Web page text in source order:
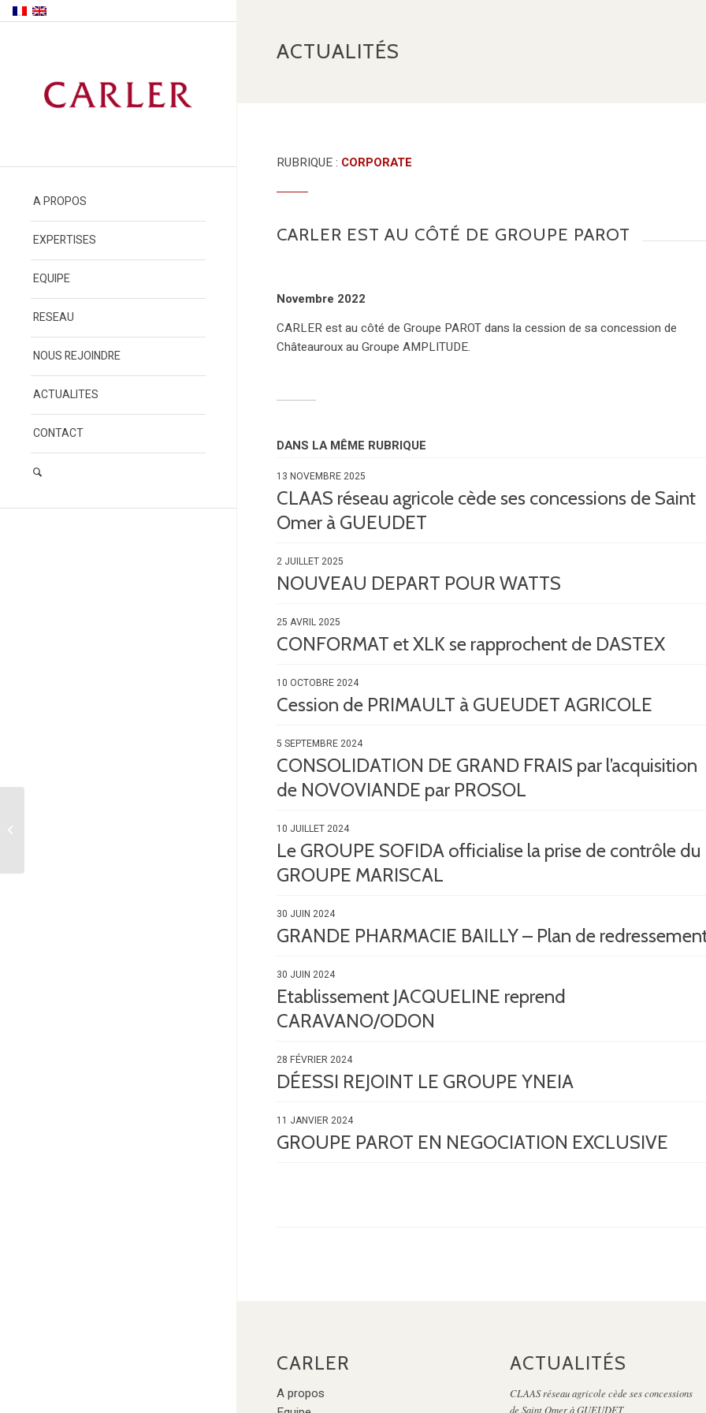
A PROPOS
EXPERTISES
EQUIPE
RESEAU
NOUS REJOINDRE
ACTUALITES
CONTACT
ACTUALITÉS
RUBRIQUE : CORPORATE
CARLER EST AU CÔTÉ DE GROUPE PAROT
Novembre 2022
CARLER est au côté de Groupe PAROT dans la cession de sa concession de
Châteauroux au Groupe AMPLITUDE.
DANS LA MÊME RUBRIQUE
13 NOVEMBRE 2025
CLAAS réseau agricole cède ses concessions de Saint
Omer à GUEUDET
2 JUILLET 2025
NOUVEAU DEPART POUR WATTS
25 AVRIL 2025
CONFORMAT et XLK se rapprochent de DASTEX
10 OCTOBRE 2024
Cession de PRIMAULT à GUEUDET AGRICOLE
5 SEPTEMBRE 2024
CONSOLIDATION DE GRAND FRAIS par l’acquisition
de NOVOVIANDE par PROSOL
10 JUILLET 2024
Le GROUPE SOFIDA officialise la prise de contrôle du
GROUPE MARISCAL
30 JUIN 2024
GRANDE PHARMACIE BAILLY – Plan de
30 JUIN 2024
Etablissement JACQUELINE reprend
CARAVANO/ODON
28 FÉVRIER 2024
DÉESSI REJOINT LE GROUPE YNEIA
11 JANVIER 2024
GROUPE PAROT EN NEGOCIATION EXCLUSIVE
CARLER
A propos
ACTUALITÉS
CLAAS réseau agricole cède ses concessions
de Saint Omer à GUEUDET